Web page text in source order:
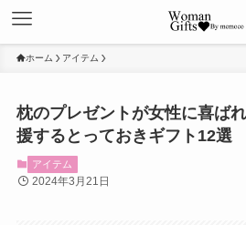
ホーム アイテム
枕のプレゼントが女性に喜ば
援するとっておきギフト12選
アイテム
2024年3月21日